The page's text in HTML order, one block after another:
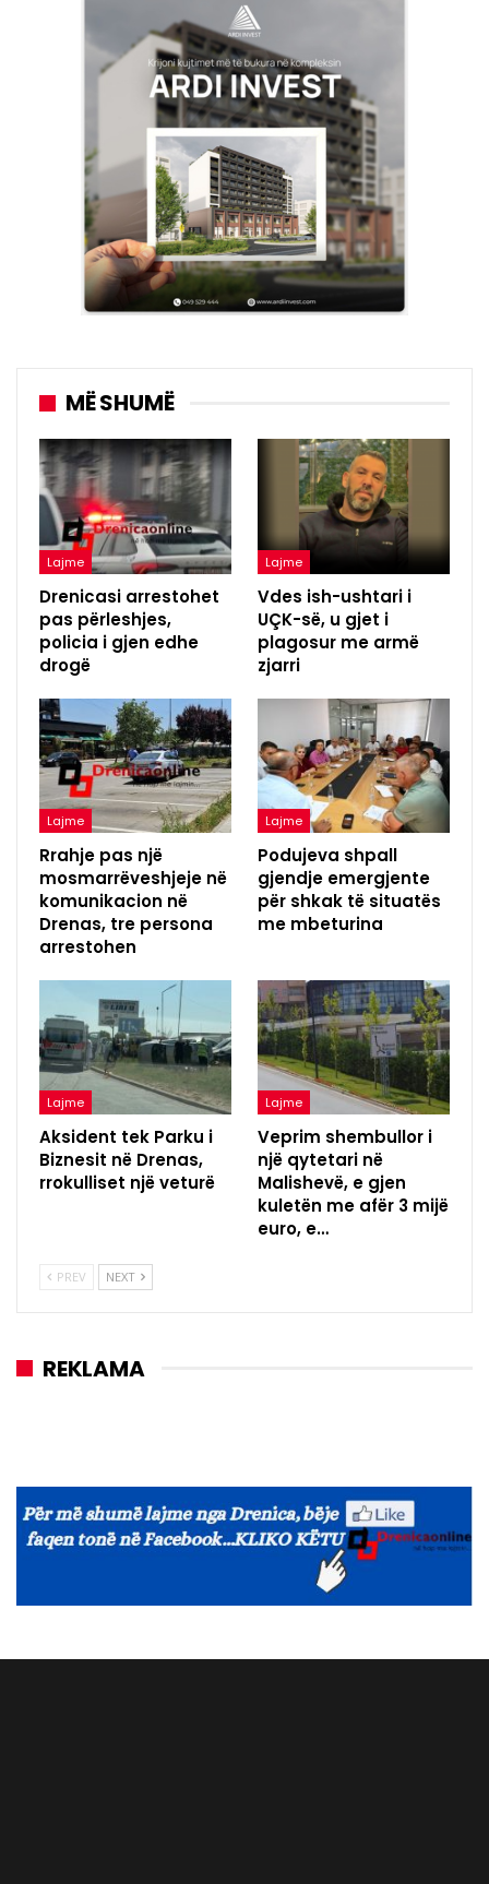
MË SHUMË
Lajme
Drenicasi arrestohet
pas përleshjes,
policia i gjen edhe
drogë
Lajme
Vdes ish-ushtari i
UÇK-së, u gjet i
plagosur me armë
zjarri
Lajme
Rrahje pas një
mosmarrëveshjeje në
komunikacion në
Drenas, tre persona
arrestohen
Lajme
Podujeva shpall
gjendje emergjente
për shkak të situatës
me mbeturina
Lajme
Aksident tek Parku i
Biznesit në Drenas,
rrokulliset një veturë
Lajme
Veprim shembullor i
një qytetari në
Malishevë, e gjen
kuletën me afër 3 mijë
euro, e…
PREV NEXT
REKLAMA